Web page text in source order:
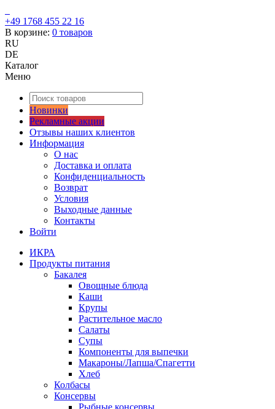
+49 1768 455 22 16
В корзине: 0 товаров
RU
DE
Каталог
Меню
Новинки
Рекламные акции
Отзывы наших клиентов
Информация
О нас
Доставка и оплата
Конфиденциальность
Возврат
Условия
Выходные данные
Контакты
Войти
ИКРА
Продукты питания
Бакалея
Овощные блюда
Каши
Крупы
Растительное масло
Салаты
Супы
Компоненты для выпечки
Макароны/Лапша/Спагетти
Хлеб
Колбасы
Консервы
Рыбные консервы